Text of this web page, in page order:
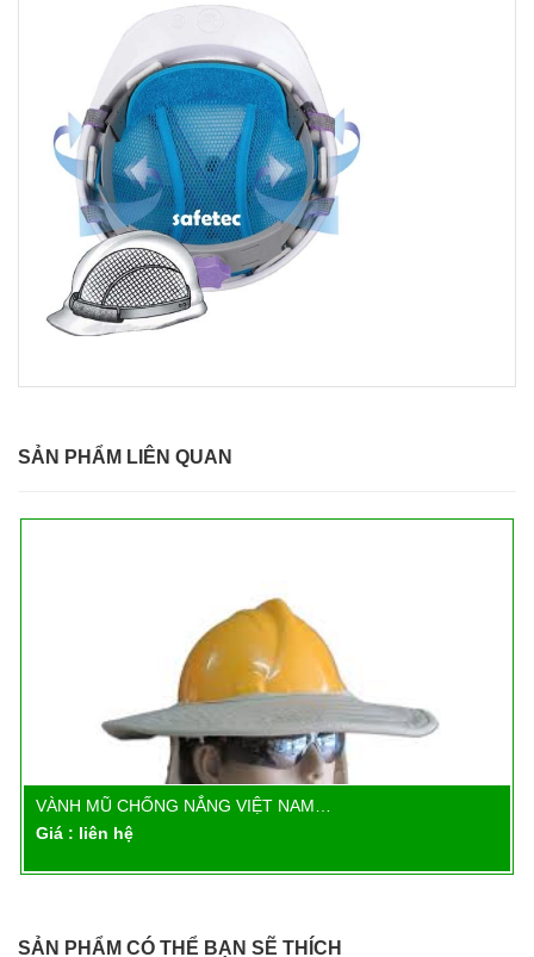
SẢN PHẨM LIÊN QUAN
Chi tiết
VÀNH MŨ CHỐNG NẮNG VIỆT NAM…
Giá : liên hệ
SẢN PHẨM CÓ THỂ BẠN SẼ THÍCH